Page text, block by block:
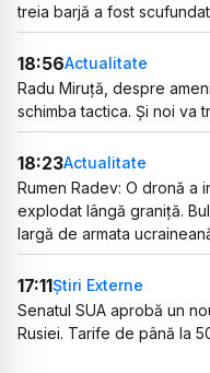
treia barjă a fost
18:56Actualitate
Radu Miruță, despre
schimba tactica. Și noi va
18:23Actualitate
Rumen Radev: O dronă a
explodat lângă graniță.
largă de armata
17:11Știri Externe
Senatul SUA aprobă un
Rusiei. Tarife de până la